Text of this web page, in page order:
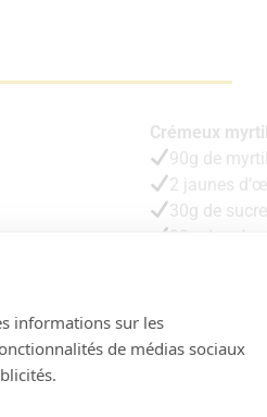
Crémeux
90g de
2 jaunes
30g de sucre
30g de
1 feuille de
Gelée de
50g de
10g de
informations sur les
de médias sociaux